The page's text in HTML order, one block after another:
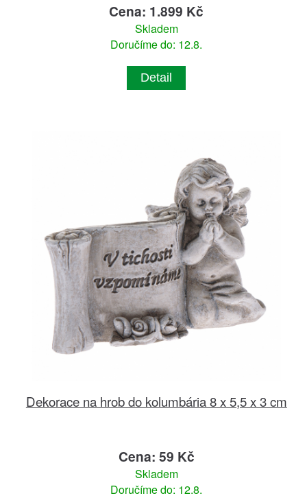
Cena: 1.899 Kč
Skladem
Doručíme do: 12.8.
Detail
Dekorace na hrob do kolumbária 8 x 5,5 x 3 cm
Cena: 59 Kč
Skladem
Doručíme do: 12.8.